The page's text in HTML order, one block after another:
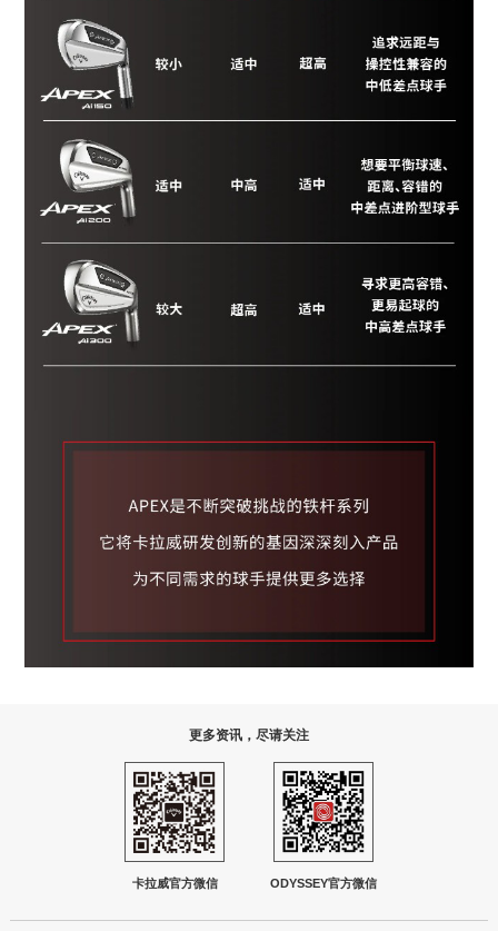
更多资讯，尽请关注
卡拉威官方微信 ODYSSEY官方微信